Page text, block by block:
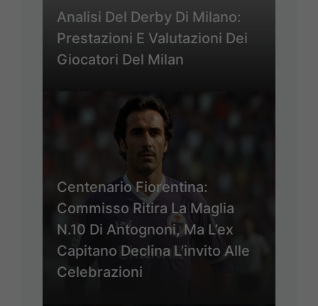
Analisi Del Derby Di Milano:
Prestazioni E Valutazioni Dei
Giocatori Del Milan
Centenario Fiorentina:
Commisso Ritira La Maglia
N.10 Di Antognoni, Ma L’ex
Capitano Declina L’invito Alle
Celebrazioni